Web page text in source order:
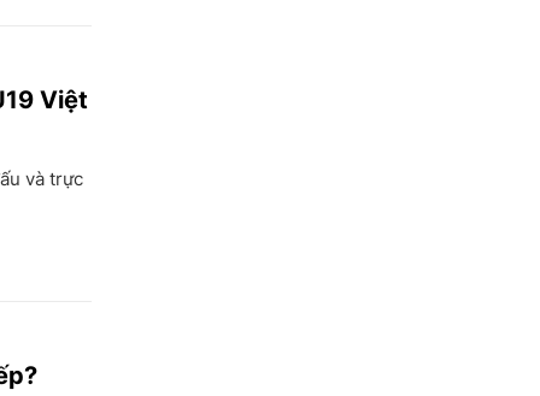
Việt
và trực